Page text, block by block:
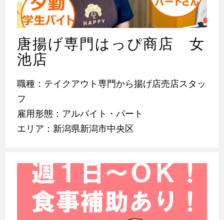
唐揚げ専門はっぴ商店 女
池店
職種：テイクアウト専門から揚げ店売店スタッ
フ
雇用形態：アルバイト・パート
エリア：新潟県新潟市中央区